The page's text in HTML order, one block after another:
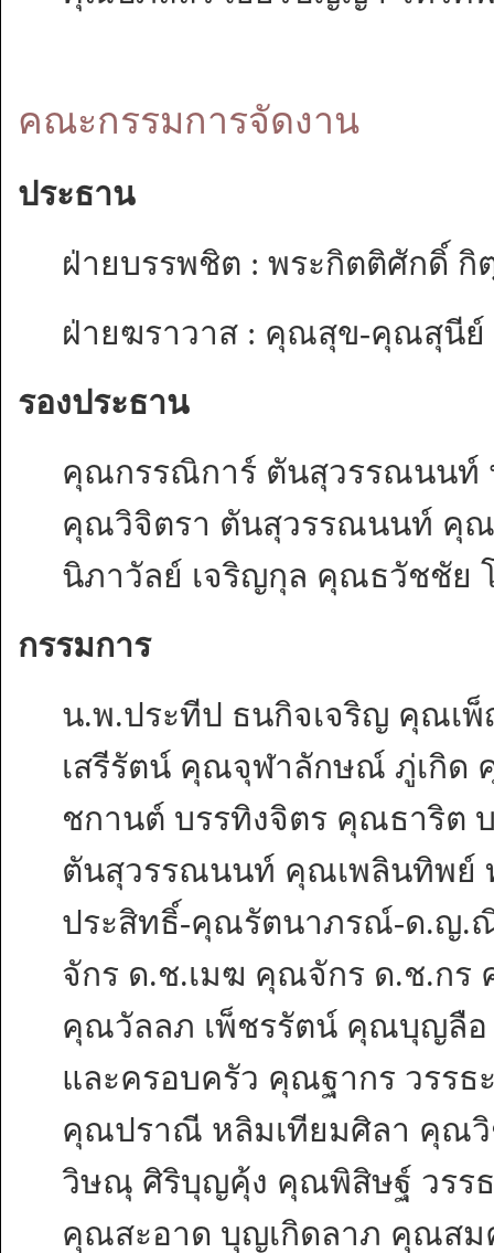
คณะกรรมการจัดงาน
ประธาน
ฝ่ายบรรพชิต : พระกิตติศักดิ์
ฝ่ายฆราวาส : คุณสุข-คุณสุนี
รองประธาน
คุณกรรณิการ์ ตันสุวรรณนนท์
คุณวิจิตรา ตันสุวรรณนนท์ คุ
นิภาวัลย์ เจริญกุล คุณธวัชชัย
กรรมการ
น.พ.ประทีป ธนกิจเจริญ คุณเ
เสรีรัตน์ คุณจุฬาลักษณ์ ภู่เกิด
ชกานต์ บรรทิงจิตร คุณธาริ
ตันสุวรรณนนท์ คุณเพลินทิพย์
ประสิทธิ์-คุณรัตนาภรณ์-ด.ญ
จักร ด.ช.เมฆ คุณจักร ด.ช.ก
คุณวัลลภ เพ็ชรรัตน์ คุณบุญลือ
และครอบครัว คุณฐากร วรร
คุณปราณี หลิมเทียมศิลา คุณ
วิษณุ ศิริบุญคุ้ง คุณพิสิษฐ์ วรร
คุณสะอาด บุญเกิดลาภ คุณสม